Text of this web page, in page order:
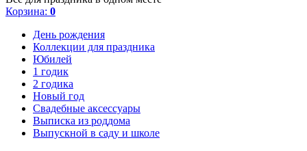
Корзина: 0
День рождения
Коллекции для праздника
Юбилей
1 годик
2 годика
Новый год
Свадебные аксессуары
Выписка из роддома
Выпускной в саду и школе